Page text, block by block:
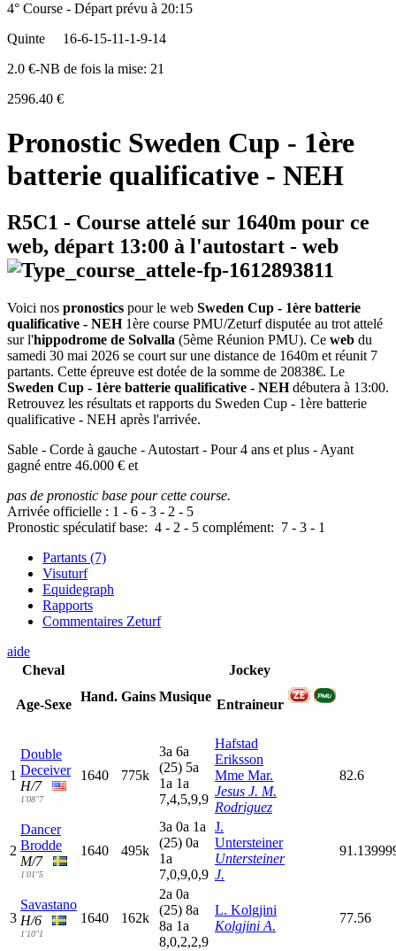
4° Course - Départ prévu à 20:15
Quinte
16-6-15-11-1-9-14
2.0 €-NB de fois la mise: 21
2596.40 €
Pronostic Sweden Cup - 1ère
batterie qualificative - NEH
R5C1 - Course attelé sur 1640m pour ce
web, départ 13:00 à l'autostart - web
Voici nos pronostics pour le web Sweden Cup - 1ère batterie
qualificative - NEH1ère course PMU/Zeturf disputée au trot attelé
sur l'hippodrome de Solvalla (5ème Réunion PMU). Ce web du
samedi 30 mai 2026 se court sur une distance de 1640m et réunit 7
partants. Cette épreuve est dotée de la somme de 20838€. Le
Sweden Cup - 1ère batterie qualificative - NEHdébutera à 13:00.
Retrouvez les résultats et rapports du Sweden Cup - 1ère batterie
qualificative - NEH après l'arrivée.
Sable - Corde à gauche - Autostart - Pour 4 ans et plus - Ayant
gagné entre 46.000 € et
pas de pronostic base pour cette course.
Arrivée officielle : 1 - 6 - 3 - 2 - 5
Pronostic spéculatif base: 4 - 2 - 5 complément: 7 - 3 - 1
Partants (7)
Visuturf
Equidegraph
Rapports
Commentaires Zeturf
aide
Cheval
Age-Sexe
Hand. Gains Musique
Jockey
Entraineur
1
Double
Deceiver
H/7
1'08"7
1640 775k
3a 6a
(25) 5a
1a 1a
7,4,5,9,9
Hafstad
Eriksson
Mme Mar.
Jesus J. M.
Rodriguez
82.6
2
Dancer
Brodde
M/7
1'01"5
1640 495k
3a 0a 1a
(25) 0a
1a
7,0,9,0,9
J.
Untersteiner
Untersteiner
J.
3
Savastano
H/6
1'10"1
1640 162k
2a 0a
(25) 8a
8a 1a
8,0,2,2,9
L. Kolgjini
Kolgjini A.
77.56